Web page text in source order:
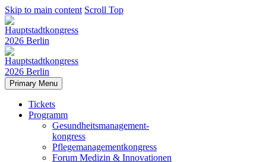
Skip to main content Scroll Top
Primary Menu
Tickets
Programm
Gesundheitsmanagement-
kongress
Pflegemanagementkongress
Forum Medizin & Innovationen